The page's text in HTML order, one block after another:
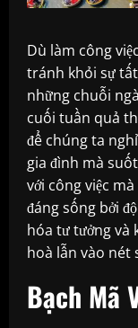
Dù làm công
tránh khỏi sự
những chuỗi
cuối tuần quả
để chúng ta
gia đình mà
với công việc
đáng sống bởi
hóa tư tưởng và
hoà lẫn vào nét
Bạch Mã